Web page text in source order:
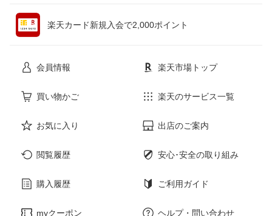
楽天カード新規入会で2,000ポイント
会員情報 楽天市場トップ
買い物かご 楽天のサービス一覧
お気に入り 出店のご案内
閲覧履歴 安心･安全の取り組み
購入履歴 ご利用ガイド
myクーポン ヘルプ・問い合わせ